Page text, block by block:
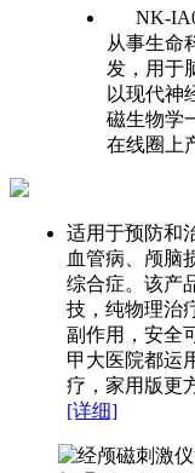
NK-
从事生命
发，用于
以现代神
磁生物学
在线圈上
适用于预防和
血管病、颅脑
综合症。该产
技，纯物理治
副作用，安全
甲大医院都运
疗，家用版
[详细]